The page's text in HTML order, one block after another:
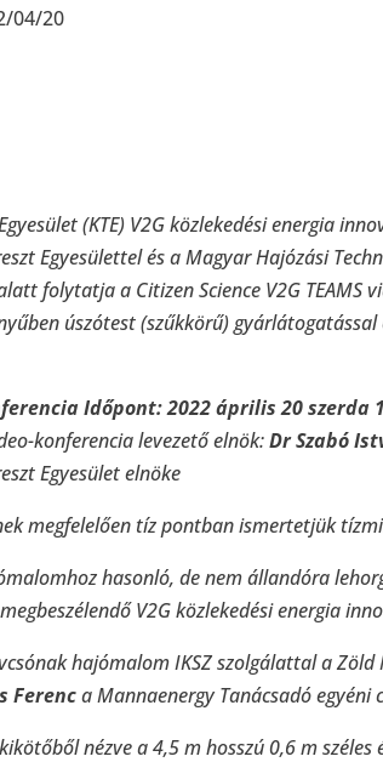
04/20
(KTE) V2G közlekedési energia
Egyesülettel és a Magyar Hajózási
folytatja a Citizen Science V2G
úszótest (szűkkörű)
Időpont: 2022 április 20 szerda
konferencia levezető elnök:Dr Szabó
Egyesület elnöke
megfelelően tíz pontban ismertetjük
hasonló, de nem állandóra
V2G közlekedési energia
hajómalom IKSZ szolgálattal a
Ferenca Mannaenergy Tanácsadó egyéni
nézve a 4,5 m hosszú 0,6 m